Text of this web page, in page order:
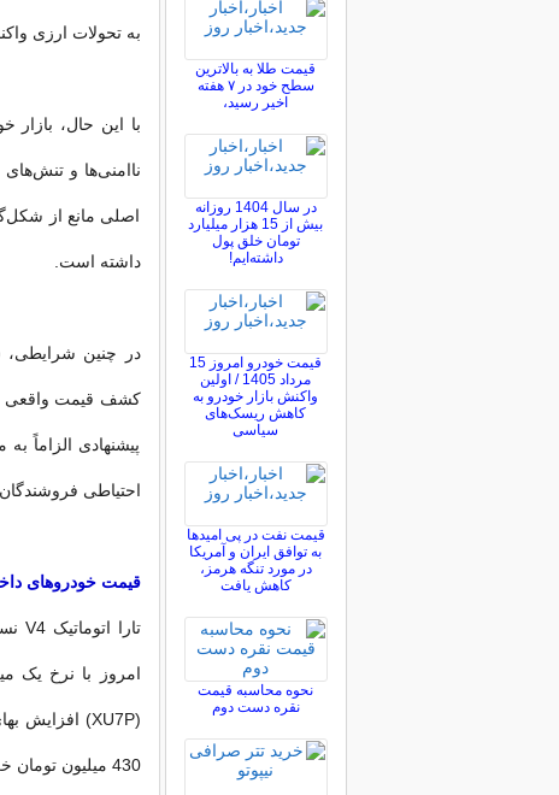
به تحولات ارزی
با این حال،
ناامنی‌ها و تنش‌های
اصلی مانع از
داشته است.
در چنین شرایطی،
کشف قیمت واقعی
پیشنهادی الزاماً
احتیاطی
قیمت خودروهای
430 میلیون تومان خرید و فروش شود.
قیمت طلا به بالاترین
سطح خود در ۷ هفته
اخیر رسید،
در سال 1404 روزانه
بیش از 15 هزار میلیارد
تومان خلق پول
داشته‌ایم!
قیمت خودرو امروز 15
مرداد 1405 / اولین
واکنش بازار خودرو به
کاهش ریسک‌های
سیاسی
قیمت نفت در پی امیدها
به توافق ایران و آمریکا
در مورد تنگه هرمز،
کاهش یافت
نحوه محاسبه قیمت
نقره دست دوم